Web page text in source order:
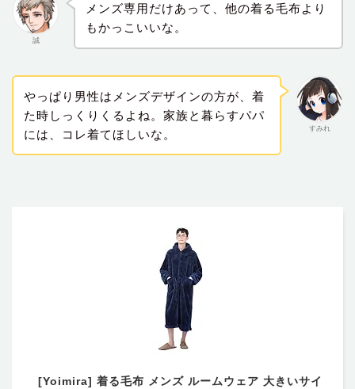
誠
メンズ専用だけあって、他の着る毛布より
もかっこいいな。
すみれ
やっぱり男性はメンズデザインの方が、着
た時しっくりくるよね。家族と暮らすパパ
には、コレ着てほしいな。
[Yoimira] 着る毛布 メンズ ルームウェア 大きいサイ